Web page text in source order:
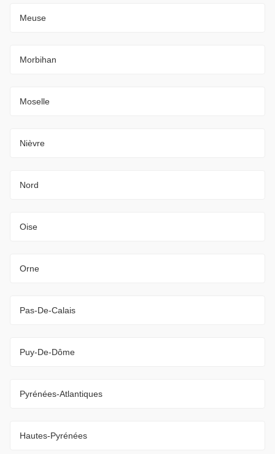
Meuse
Morbihan
Moselle
Nièvre
Nord
Oise
Orne
Pas-De-Calais
Puy-De-Dôme
Pyrénées-Atlantiques
Hautes-Pyrénées